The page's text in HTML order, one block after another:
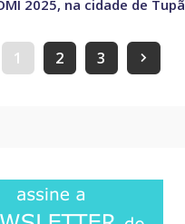
2025, na cidade de Tupã
1 2 3